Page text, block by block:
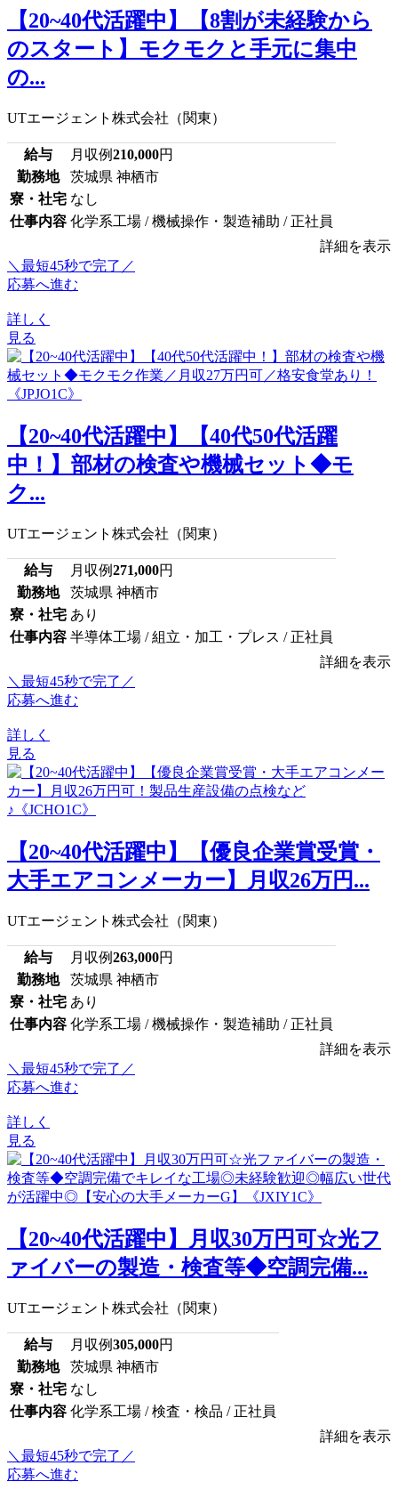
【20~40代活躍中】【8割が未経験から
のスタート】モクモクと手元に集中
の...
UTエージェント株式会社（関東）
給与 月収例210,000円
勤務地
茨城県 神栖市
寮・社宅 なし
仕事内容 化学系工場 / 機械操作・製造補助 / 正社員
詳細を表示
＼最短45秒で完了／
応募へ進む
詳しく
見る
【20~40代活躍中】【40代50代活躍
中！】部材の検査や機械セット◆モ
ク...
UTエージェント株式会社（関東）
給与 月収例271,000円
勤務地
茨城県 神栖市
寮・社宅 あり
仕事内容 半導体工場 / 組立・加工・プレス / 正社員
詳細を表示
＼最短45秒で完了／
応募へ進む
詳しく
見る
【20~40代活躍中】【優良企業賞受賞・
大手エアコンメーカー】月収26万円...
UTエージェント株式会社（関東）
給与 月収例263,000円
勤務地
茨城県 神栖市
寮・社宅 あり
仕事内容 化学系工場 / 機械操作・製造補助 / 正社員
詳細を表示
＼最短45秒で完了／
応募へ進む
詳しく
見る
【20~40代活躍中】月収30万円可☆光フ
ァイバーの製造・検査等◆空調完備...
UTエージェント株式会社（関東）
給与 月収例305,000円
勤務地
茨城県 神栖市
寮・社宅 なし
仕事内容 化学系工場 / 検査・検品 / 正社員
詳細を表示
＼最短45秒で完了／
応募へ進む